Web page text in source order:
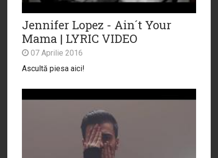
Jennifer Lopez - Ain´t Your
Mama | LYRIC VIDEO
07 Aprilie 2016
Ascultă piesa aici!